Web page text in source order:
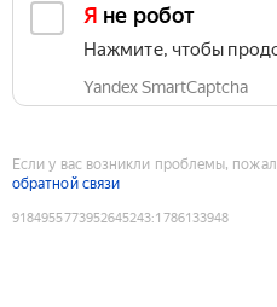
Я не робот
Нажмите, чтобы
Yandex SmartCaptcha
Если у вас возникли проблемы,
обратной связи
9184955773952645243:1786133948